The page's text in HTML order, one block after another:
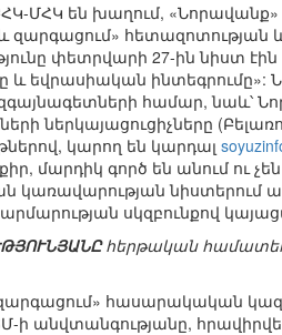
ՄՀԿ են խաղում,
հետազոտության և
փետրվարի 27-ին նիստ էին
եվրասիական ինտեգրումը»:
համար, նաև՝
ներկայացուցիչները
կարող են կարդալ
մարդիկ գործ են անում ու
կառավարության նիստերում
սկզբունքով
հերթական համատեղ
զարգացում» հասարակական
ի անվտանգությանը,